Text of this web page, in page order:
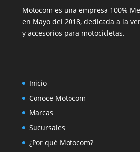
Motocom es una empresa 100%
en Mayo del 2018, dedicada a la
y accesorios para motocicletas.
Inicio
Conoce Motocom
Marcas
Sucursales
¿Por qué Motocom?